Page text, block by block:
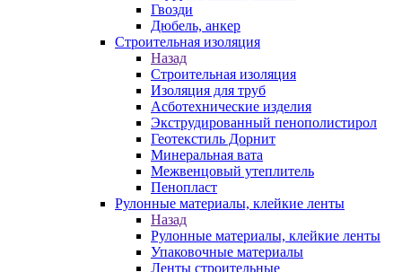
Гвозди
Дюбель, анкер
Строительная изоляция
Назад
Строительная изоляция
Изоляция для труб
Асботехнические изделия
Экструдированный пенополистирол
Геотекстиль Дорнит
Минеральная вата
Межвенцовый утеплитель
Пенопласт
Рулонные материалы, клейкие ленты
Назад
Рулонные материалы, клейкие ленты
Упаковочные материалы
Ленты строительные